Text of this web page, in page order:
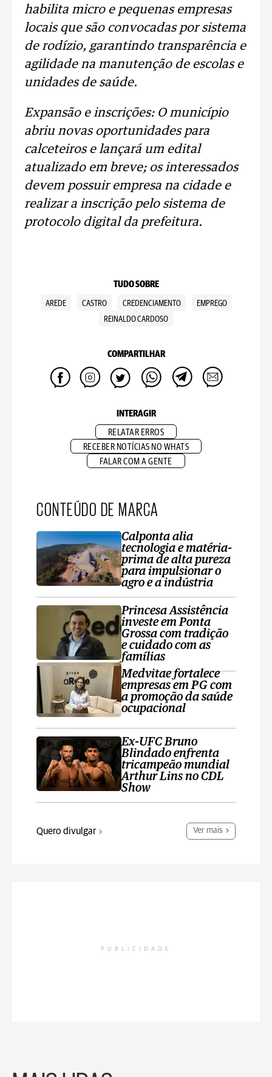
habilita micro e pequenas empresas
locais que são convocadas por sistema
de rodízio, garantindo transparência e
agilidade na manutenção de escolas e
unidades de saúde.
Expansão e inscrições: O município
abriu novas oportunidades para
calceteiros e lançará um edital
atualizado em breve; os interessados
devem possuir empresa na cidade e
realizar a inscrição pelo sistema de
protocolo digital da prefeitura.
TUDO SOBRE
AREDE CASTRO CREDENCIAMENTO
EMPREGO
REINALDO CARDOSO
COMPARTILHAR
INTERAGIR
RELATAR ERROS
RECEBER NOTÍCIAS NO WHATS
FALAR COM A GENTE
CONTEÚDO DE MARCA
Calponta alia
tecnologia e matéria-
prima de alta pureza
para impulsionar o
agro e a indústria
Princesa Assistência
investe em Ponta
Grossa com tradição
e cuidado com as
famílias
Medvitae fortalece
empresas em PG com
a promoção da saúde
ocupacional
Ex-UFC Bruno
Blindado enfrenta
tricampeão mundial
Arthur Lins no CDL
Show
Quero divulgar Ver mais
PUBLICIDADE